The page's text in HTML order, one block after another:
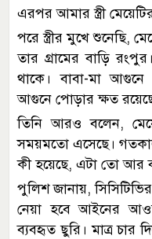
এরপর আমার স্ত্রী
পরে স্ত্রীর মুখে শুনেছি,
তার গ্রামের বাড়ি
থাকে। বাবা-মা
আগুনে পোড়ার ক্ষত
তিনি আরও বলেন,
সময়মতো এসেছে।
কী হয়েছে, এটা তো আর
পুলিশ জানায়,
নেয়া হবে আইনের
ব্যবহৃত ছুরি। মাত্র চার